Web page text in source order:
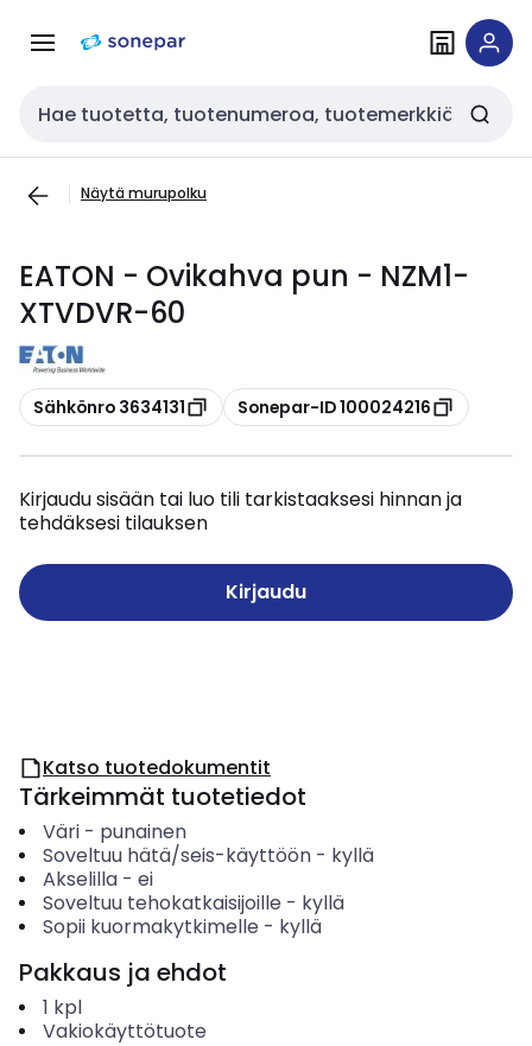
navigointiinsisältöön
Haku
Näytä murupolku
EATON - Ovikahva pun - NZM1-
XTVDVR-60
Kopioi
Sähkönro 3634131 Kopioi
Sonepar-ID 100024216
Kirjaudu sisään tai luo tili tarkistaaksesi hinnan ja
tehdäksesi tilauksen
Kirjaudu
Katso tuotedokumentit
Tärkeimmät tuotetiedot
Väri- punainen
Soveltuu hätä/seis-käyttöön- kyllä
Akselilla- ei
Soveltuu tehokatkaisijoille - kyllä
Sopii kuormakytkimelle - kyllä
Pakkaus ja ehdot
1 kpl
Vakiokäyttötuote